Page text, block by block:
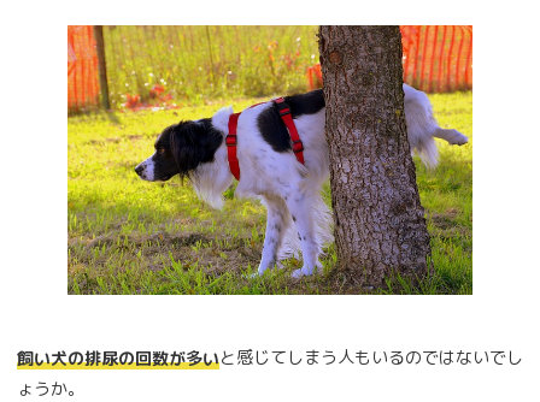
飼い犬の排尿の回数が多いと感じてしまう人もいるのではないでし
ょうか。